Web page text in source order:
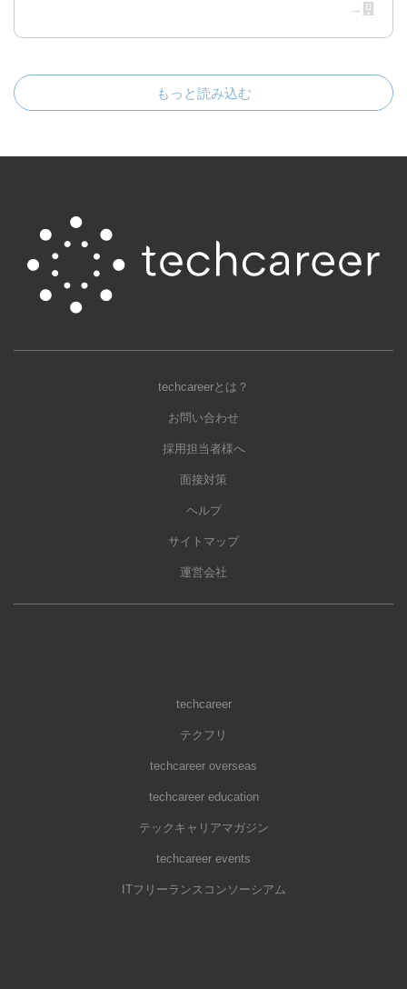
→
もっと読み込む
techcareerとは？
お問い合わせ
採用担当者様へ
面接対策
ヘルプ
サイトマップ
運営会社
techcareer
テクフリ
techcareer overseas
techcareer education
テックキャリアマガジン
techcareer events
ITフリーランスコンソーシアム